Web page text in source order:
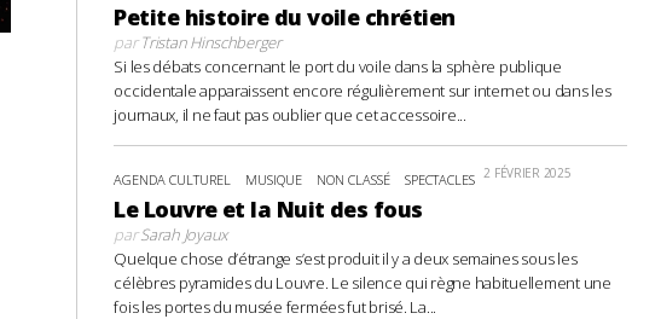
Petite histoire du voile chrétien
parTristan Hinschberger
Si les débats concernant le port du voile dans la sphère publique
occidentale apparaissent encore régulièrement sur internet ou dans les
journaux, il ne faut pas oublier que cet accessoire...
AGENDA CULTUREL MUSIQUE NON CLASSÉ SPECTACLES 2 FÉVRIER 2025
Le Louvre et la Nuit des fous
parSarah Joyaux
Quelque chose d’étrange s’est produit il y a deux semaines sous les
célèbres pyramides du Louvre. Le silence qui règne habituellement une
fois les portes du musée fermées fut brisé. La...